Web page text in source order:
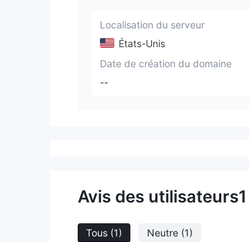
Localisation du serveur
États-Unis
Date de création du domaine
--
Avis des utilisateurs1
Tous (1) Neutre (1)